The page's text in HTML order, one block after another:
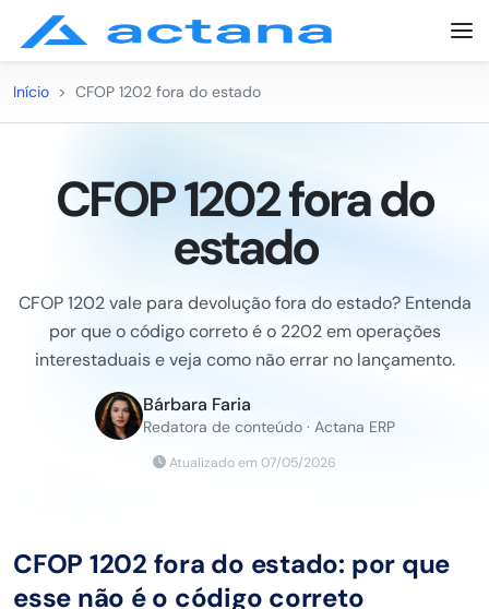
Início > CFOP 1202 fora do estado
CFOP 1202 fora do
estado
CFOP 1202 vale para devolução fora do estado? Entenda
por que o código correto é o 2202 em operações
interestaduais e veja como não errar no lançamento.
Bárbara Faria
Redatora de conteúdo · Actana ERP
Atualizado em 07/05/2026
CFOP 1202 fora do estado: por que
esse não é o código correto